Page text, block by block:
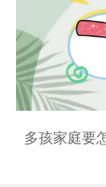
多孩家庭要